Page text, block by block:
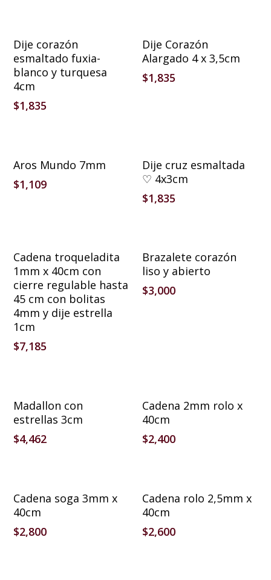
Añadir Al Carrito
Dije corazón
esmaltado fuxia-
blanco y turquesa
4cm
$1,835
Añadir Al Carrito
Dije Corazón
Alargado 4 x 3,5cm
$1,835
Añadir Al Carrito
Aros Mundo 7mm
$1,109
Añadir Al Carrito
Dije cruz esmaltada
♡ 4x3cm
$1,835
Añadir Al Carrito
Cadena troqueladita
1mm x 40cm con
cierre regulable hasta
45 cm con bolitas
4mm y dije estrella
1cm
$7,185
Añadir Al Carrito
Brazalete corazón
liso y abierto
$3,000
Añadir Al Carrito
Madallon con
estrellas 3cm
$4,462
Añadir Al Carrito
Cadena 2mm rolo x
40cm
$2,400
Cadena soga 3mm x
40cm
$2,800
Añadir Al Carrito
Cadena rolo 2,5mm x
40cm
$2,600